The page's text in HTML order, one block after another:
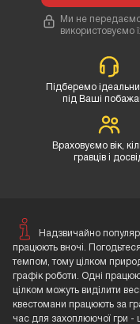
Ми не передаємо
використовуємо
Підберемо
під Ваші
Враховуємо вік,
гравців і
Надзвичайно
працюють вночі.
темпом, тому цілком
графік роботи. Одні
цілком можуть виділити
квестомани працюють за
час для захоплюючої гри -